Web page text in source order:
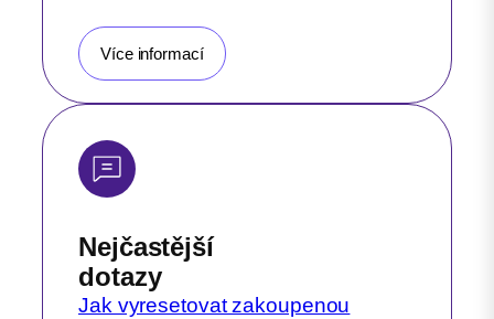
Více informací
Nejčastější
dotazy
Jak vyresetovat zakoupenou